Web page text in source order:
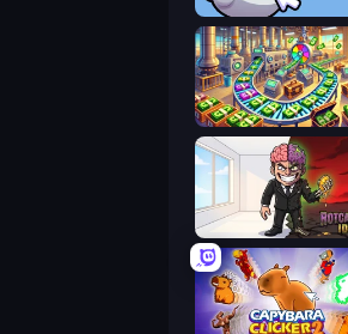
Chicken Clicker